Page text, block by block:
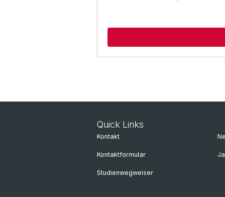
Quick Links
Kontakt
Kontaktformular
Studienwegweiser